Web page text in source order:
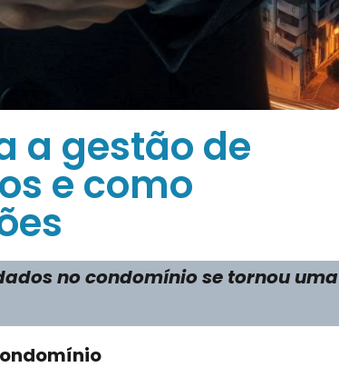
a gestão de
e como
no condomínio se tornou uma